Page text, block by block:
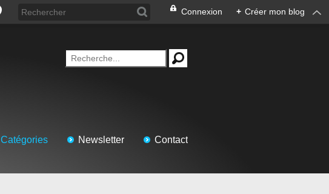
Connexion + Créer mon blog
Catégories Newsletter Contact